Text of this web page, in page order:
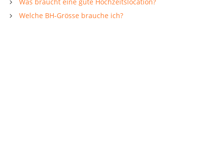
Welche BH-Grösse brauche ich?